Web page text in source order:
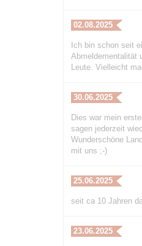
02.08.2025
Ich bin schon seit
Abmeldementalität
Leute. Vielleicht
30.06.2025
Dies war mein
sagen jederzeit
Wunderschöne
mit uns ;-)
25.06.2025
seit ca 10 Jahren
23.06.2025